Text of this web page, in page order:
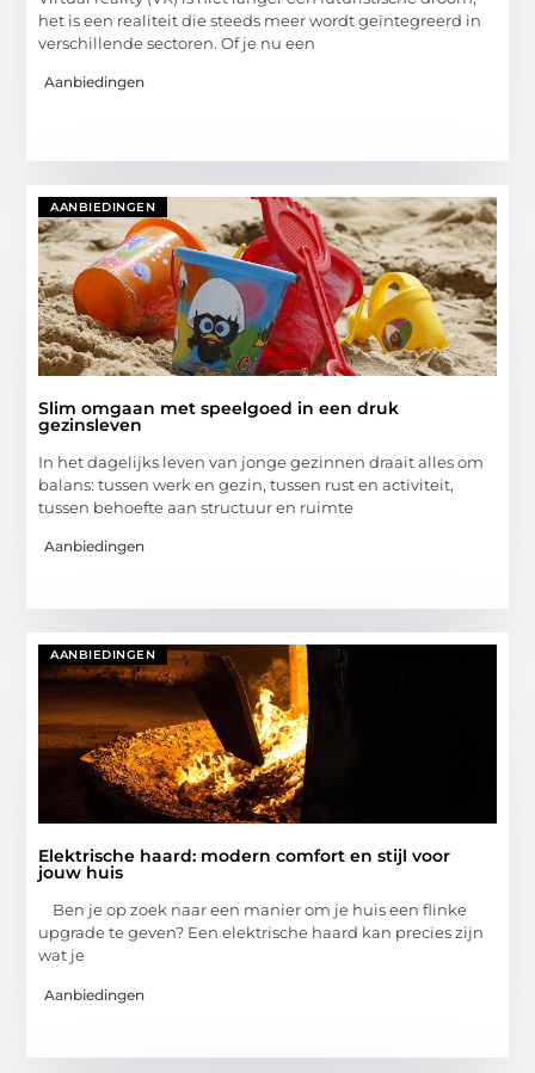
het is een realiteit die steeds meer wordt geïntegreerd in
verschillende sectoren. Of je nu een
Aanbiedingen
AANBIEDINGEN
Slim omgaan met speelgoed in een druk
gezinsleven
In het dagelijks leven van jonge gezinnen draait alles om
balans: tussen werk en gezin, tussen rust en activiteit,
tussen behoefte aan structuur en ruimte
Aanbiedingen
AANBIEDINGEN
Elektrische haard: modern comfort en stijl voor
jouw huis
Ben je op zoek naar een manier om je huis een flinke
upgrade te geven? Een elektrische haard kan precies zijn
wat je
Aanbiedingen